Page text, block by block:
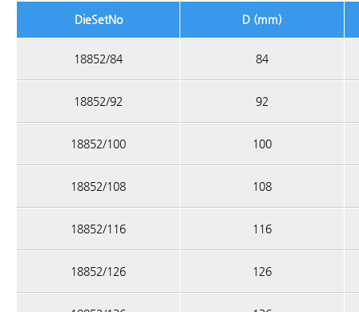
DieSetNo D (mm)
18852/84 84
18852/92 92
18852/100 100
18852/108 108
18852/116 116
18852/126 126